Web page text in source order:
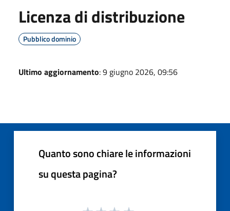
Licenza di distribuzione
Pubblico dominio
Ultimo aggiornamento: 9 giugno 2026, 09:56
Quanto sono chiare le informazioni
su questa pagina?